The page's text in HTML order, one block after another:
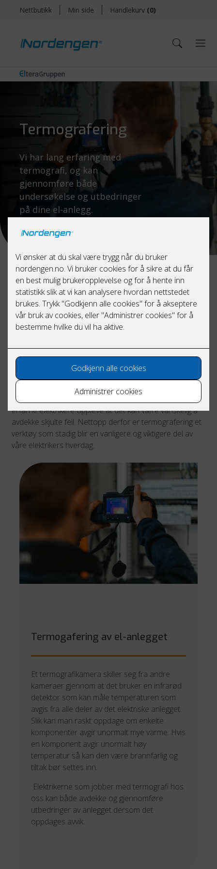
Nettbutikk Min side Handlekurv (0)
Termografering
Vi har lang erfaring med
termografi, og kan
gjennomføre både
undersøkelse og utbedringer
på dine el-anlegg.
Hva er termografi?
Termografering er en metode som tar ibruk kamera med
infrarød teknikk for å avdekke skjulte feil ved el-anlegg.
Ved gjennomføring av termografering av det elektriske
anlegget, benytter vi termografikamera. Termografering
elektriske anlegg i en tidlig fase. Vi identifiserer tilløp til
varmegang eller andre uønskede hendelser før det
utgjør en fare.
I møte med mer anvanserte elektriske anlegg kan selv
erfarne elektrikere oppleve at det kan være vanskelig å
avdekke skjulte feil. Nettopp derfor er termografering et
verktøy som stadig blir en vanligere og viktigere del av
våre elektrikers hverdag.
Termogafering av el-anlegget
Et termografikamera skiller seg fra andre
kameraer gjennom at det bruker en infrarød
detektor som kan måle temperaturen som
avgis fra alle deler av det elektriske anlegget.
Slik kan man raskt oppdage om enkelte
komponenter avgir unormalt mye varme. Hvis
en komponent avgir unormalt høy
temperatur så kan den være brannfarlig og
tiltak bør settes inn.
Elektrikerne som jobber med termografi hos
oss kan både avdekke og gjennomføre
utbedringer av anlegget dersom det
oppdages avvik.